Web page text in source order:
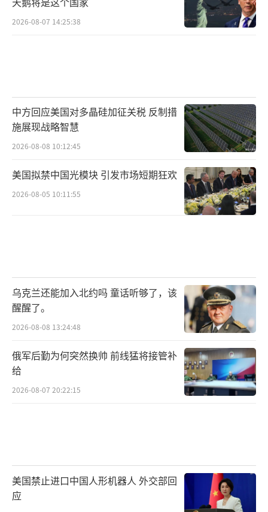
并对以伊两国都不满，尤其是对以色列。他
说，伊朗的核能力已不复存在。“以色列必须
知情人士描述的一份美国早期情报评估报告显
示，此前美国对伊朗三处核设施的军事打击并
未摧毁伊朗核计划的核心部件，可能仅使其核
计划推迟了数月。其中一位知情人士称，该报
告基于美国中央司令部在美国空袭后进行的战
斗损失评估。
以色列和伊朗在达成停火后再次互
袭，“全面彻底停火”真的能实现吗？
停火仍存不确定性
总台记者赵兵：
双方能否维持停火仍面临着一定的不确定
伊朗坚持保有自己和平利用核能以及发展
远程导弹进行自卫的权利，而以色列则对此始
2026-08-07 14:25:38
中方回应美国对多晶硅加征关税 反制措
施展现战略智慧
2026-08-08 10:12:45
美国拟禁中国光模块 引发市场短期狂欢
2026-08-05 10:11:55
乌克兰还能加入北约吗 童话听够了，该
醒醒了。
2026-08-08 13:24:48
俄军后勤为何突然换帅 前线猛将接管补
给
2026-08-07 20:22:15
美国禁止进口中国人形机器人 外交部回
应